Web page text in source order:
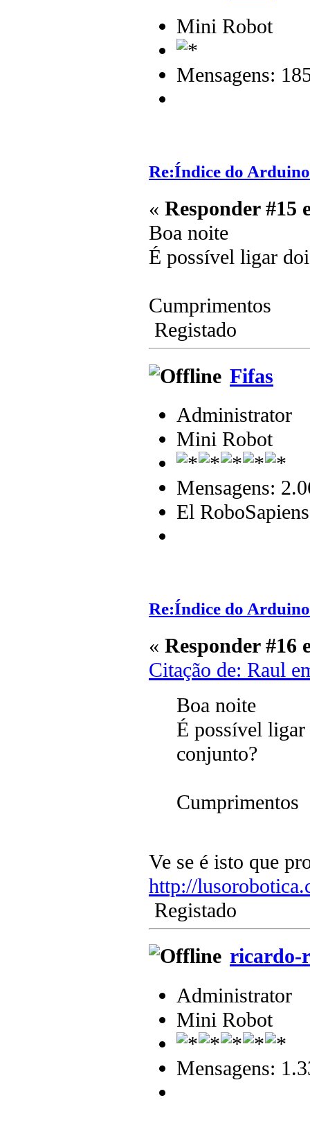
Mini Robot
Mensagens:
Re:Índice do Arduino
« Responder #15
Boa noite
É possível ligar
Cumprimentos
Registado
Fifas
Administrator
Mini Robot
Mensagens:
El RoboSapiens
Re:Índice do Arduino
« Responder #16
Citação de: Raul
Boa noite
É possível ligar
conjunto?
Cumprimentos
Ve se é isto que
http://
Registado
ricardo-
Administrator
Mini Robot
Mensagens: